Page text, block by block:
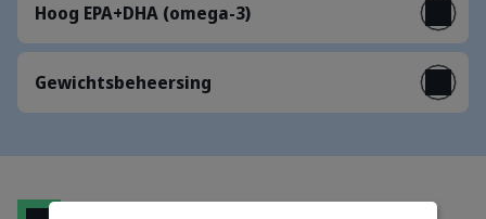
Hoog EPA+DHA (omega-3)
Gewichtsbeheersing